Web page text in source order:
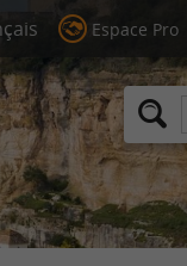
Espace Pro